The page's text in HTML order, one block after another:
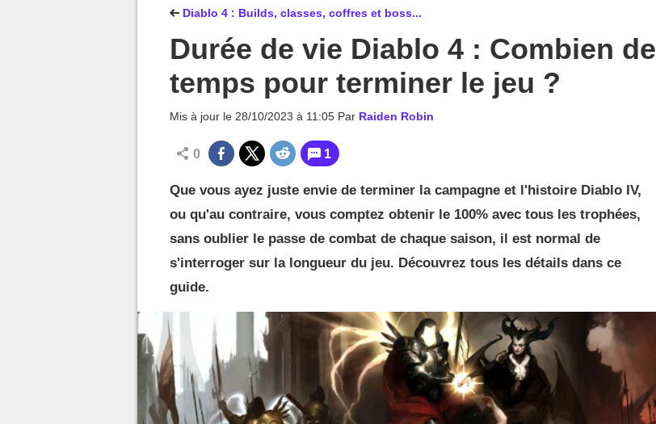
Diablo 4 : Builds, classes, coffres et boss...
Durée de vie Diablo 4 : Combien de
temps pour terminer le jeu ?
Mis à jour le 28/10/2023 à 11:05 Par Raiden Robin
0 1
Que vous ayez juste envie de terminer la campagne et l'histoire Diablo IV,
ou qu'au contraire, vous comptez obtenir le 100% avec tous les trophées,
sans oublier le passe de combat de chaque saison, il est normal de
s'interroger sur la longueur du jeu. Découvrez tous les détails dans ce
guide.